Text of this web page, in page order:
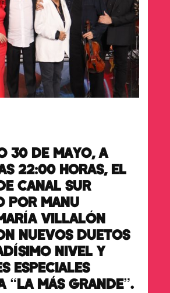
30 DE MAYO, A
22:00 HORAS, EL
CANAL SUR
POR MANU
VILLALÓN
NUEVOS DUETOS
NIVEL Y
ESPECIALES
“LA MÁS GRANDE”.